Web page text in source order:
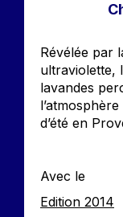
Révélée par
ultraviolette,
lavandes
d’été en
Avec le
Edition
Edition 2014